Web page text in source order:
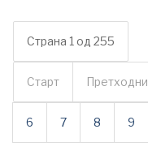
Страна 1 од 255
Старт Претходни
6 7 8 9